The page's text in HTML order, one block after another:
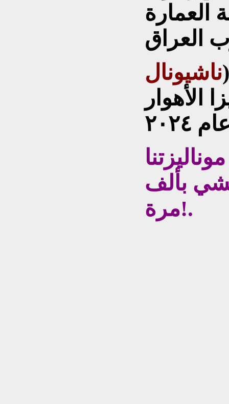
العمارة
ناشيونال
الأهوار
بألف
مرة!.